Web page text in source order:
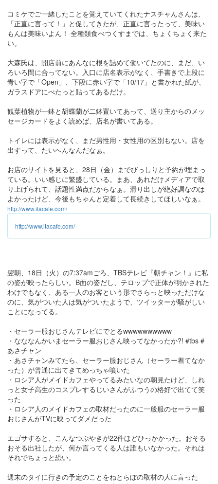
コミケでご一緒したことを覚えていてくれたナスチャんさんは、
「正直に言って！」と促してきたが、正直に言ったって、美味い
もんは美味いよん！ 全種類食べつくすまでは、ちょくちょく来た
い。
大森氏は、開店前にあんなに根を詰めて働いてたのに、まだ、い
ろいろ間に合ってない。入口に店名表示がなく、手書きで上段に
青い字で「Open」、下段に赤い字で「10/17」と書かれた紙が、
ガラスドアにべたっと貼ってあるだけ。
観葉植物が一鉢と胡蝶蘭が二鉢置いてあって、送り主からのメッ
セージカードをよく読めば、店名が書いてある。
トイレには表示がなく、まだ男性用・女性用の区別もない。店を
出すって、たいへんなんだなぁ。
お店のサイトを見ると、28日（金）までびっしりと予約が埋まっ
ている。いい感じに繁盛している。まあ、あれだけメディアで取
り上げられて、話題性満点だからなぁ。滑り出しが絶好調なのは
よかったけど、今後もちゃんと定着して長続きしてほしいなぁ。
http://www.itacafe.com/
http://www.itacafe.com/
翌朝、18日（火）の7:37amごろ、TBSテレビ『朝チャン！』に私
の姿が映ったらしい。B面の姿だし、テロップで正体が明かされた
わけでもなく、ある一人のお客という形でさらっと映っただけな
のに、気がついた人は気がついたようで、ツイッターが騒がしい
ことになってる。
・セーラー服おじさんテレビにでとるwwwwwwwwww
・なななんかいまセーラー服おじさん映ってなかったか?! #tbs #
あさチャン
・あさチャンみてたら、セーラー服おじさん（セーラー着てなか
った）が普通に出てきてめっちゃ噴いた
・ロシア人がメイドカフェやってるみたいなの朝見たけど、しれ
っと女子高生のコスプレするじいさんがふつうの格好で出てて笑
った
・ロシア人のメイドカフェの取材だったのに一般服のセーラー服
おじさんがTVに映ってダメだった
エゴサすると、こんなつぶやきが22件ほどひっかかった。おそる
おそる出社したが、何か言ってくる人は誰もいなかった。それは
それでちょっと恐い。
週末のタイに行きの予定のことをねとらぼの取材の人に言った